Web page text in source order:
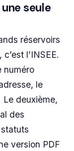
seule
réservoirs
l’INSEE.
numéro
le
Le deuxième,
des
version PDF